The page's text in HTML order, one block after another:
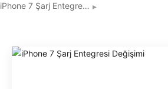
iPhone 7 Şarj Entegre…